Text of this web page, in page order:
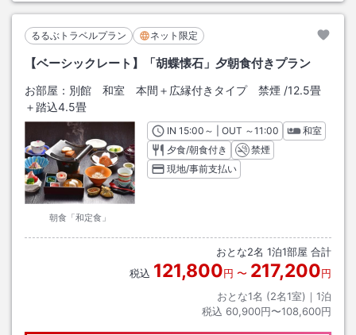
るるぶトラベルプラン ネット限定
【ベーシックレート】「胡蝶懐石」夕朝食付きプラン
お部屋： 別館 和室 本間＋広縁付きタイプ 禁煙 /12.5畳
＋踏込4.5畳
朝食「和定食」
INチェックイン
15:00 ～ | OUT チェックアウト
～11:00
和室
夕食/朝食付き
禁煙
現地/事前支払い
おとな2名 1泊1部屋 合計
税込 121,800円 〜 217,200円
おとな1名 (2名1室)｜ 1泊
税込 60,900円〜108,600円